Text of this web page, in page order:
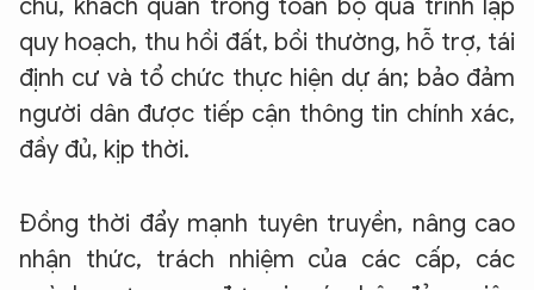
chủ, khách quan trong toàn bộ quá trình lập
quy hoạch, thu hồi đất, bồi thường, hỗ trợ, tái
định cư và tổ chức thực hiện dự án; bảo đảm
người dân được tiếp cận thông tin chính xác,
đầy đủ, kịp thời.
Đồng thời đẩy mạnh tuyên truyền, nâng cao
nhận thức, trách nhiệm của các cấp, các